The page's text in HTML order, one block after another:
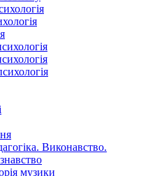
Виконавство.
музики